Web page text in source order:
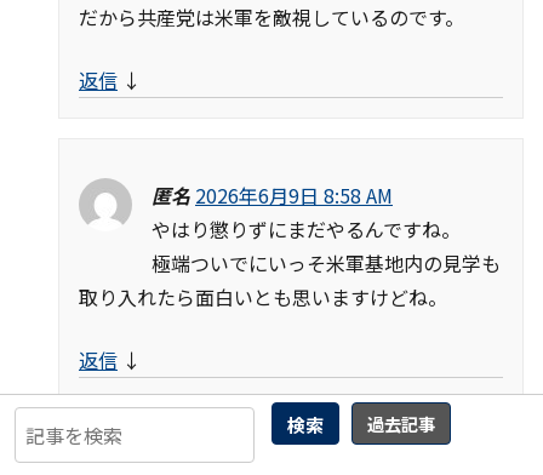
検索 過去記事
だから共産党は米軍を敵視しているのです。
返信 ↓
匿名 2026年6月9日 8:58 AM
やはり懲りずにまだやるんですね。
極端ついでにいっそ米軍基地内の見学も
取り入れたら面白いとも思いますけどね。
返信 ↓